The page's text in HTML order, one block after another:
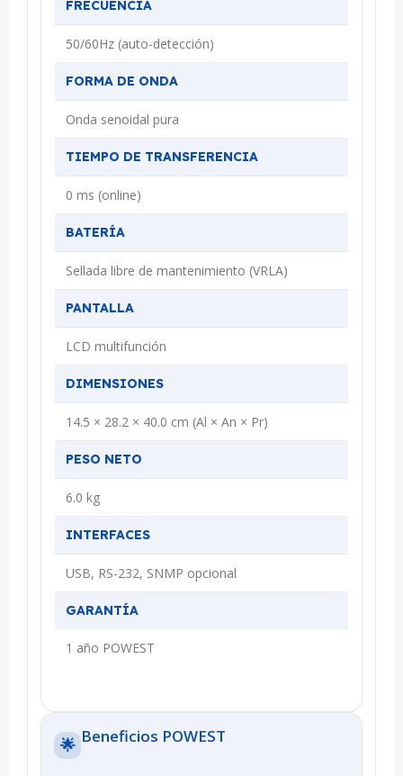
FRECUENCIA
50/60Hz (auto-detección)
FORMA DE ONDA
Onda senoidal pura
TIEMPO DE TRANSFERENCIA
0 ms (online)
BATERÍA
Sellada libre de mantenimiento (VRLA)
PANTALLA
LCD multifunción
DIMENSIONES
14.5 × 28.2 × 40.0 cm (Al × An × Pr)
PESO NETO
6.0 kg
INTERFACES
USB, RS-232, SNMP opcional
GARANTÍA
1 año POWEST
🌟 Beneficios POWEST